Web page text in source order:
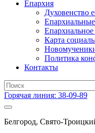
Епархия
Духовенство
Карта
Политика
Контакты
Горячая линия: 38-09-89
Белгород, Свято-